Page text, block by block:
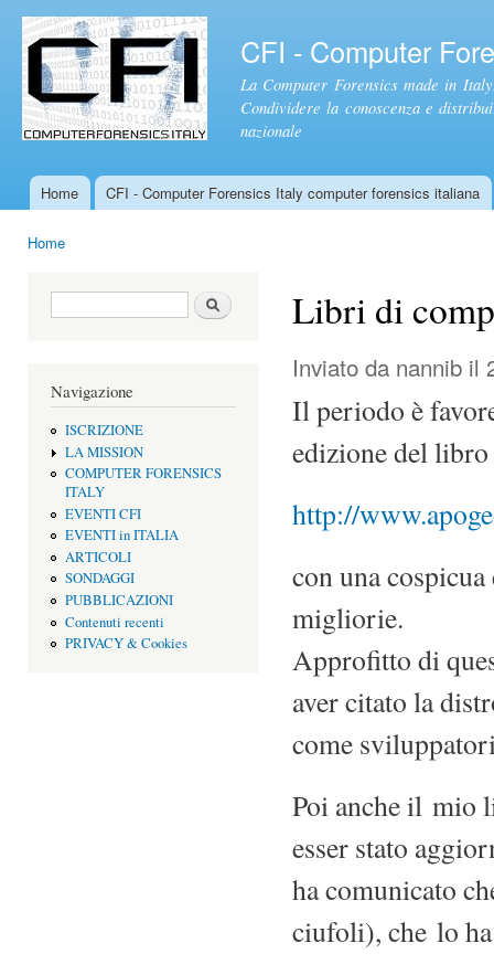
CFI - Computer
La Computer Forensics made in
Condividere la conoscenza e
nazionale
Menu principale
Home CFI - Computer Forensics Italy computer forensics italiana
Home
Form di ricerca Cerca
Navigazione
ISCRIZIONE
LA MISSION
COMPUTER FORENSICS
ITALY
EVENTI CFI
EVENTI in ITALIA
ARTICOLI
SONDAGGI
PUBBLICAZIONI
Contenuti recenti
PRIVACY & Cookies
Libri di
Inviato da nannib il
Il periodo è
edizione del
http://
con una
migliorie.
Approfitto di
aver citato la
come
Poi anche il mio
esser stato
ha comunicato
ciufoli), che lo